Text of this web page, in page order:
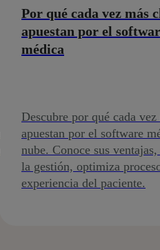
Por qué cada vez más
apuestan por el
médica
Descubre por qué cada
apuestan por el software
nube. Conoce sus
la gestión, optimiza
experiencia del paciente.